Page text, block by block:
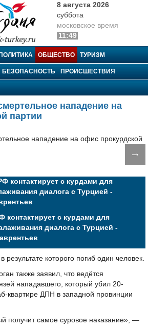
8 августа 2026
суббота
московское время
11:49
ПОЛИТИКА ОБЩЕСТВО ТУРИЗМ
БЕЗОПАСНОСТЬ ПРОИСШЕСТВИЯ
нападение на
партии
→
контактирует с курдами для
диалога с Турцией -
которого погиб один человек.
также заявил, что ведётся
нападавшего, который убил 20-
квартире ДПН в западной провинции
получит самое суровое наказание», —